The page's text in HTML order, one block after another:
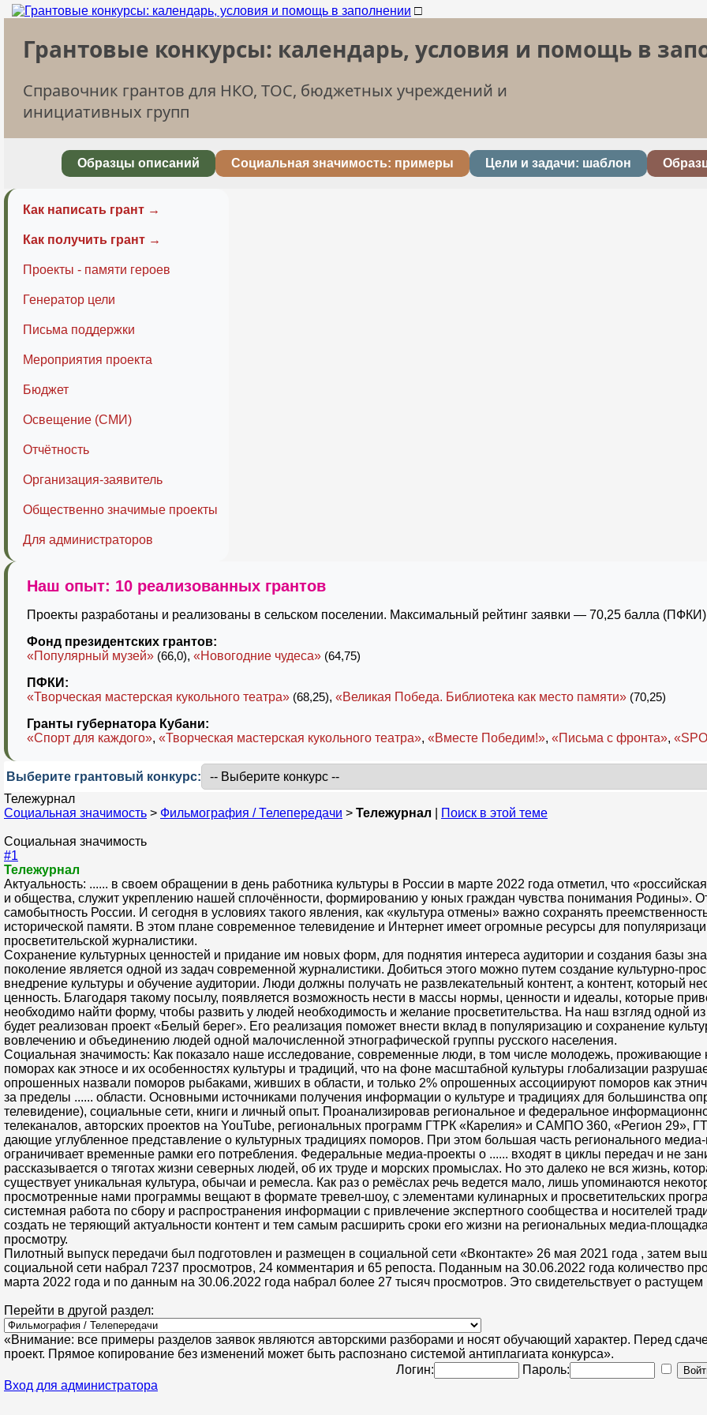
□
Грантовые конкурсы: календарь, условия и помощь в
Справочник грантов для НКО, ТОС, бюджетных учреждений и
инициативных групп
Образцы описаний Социальная значимость: примеры Цели и задачи: шаблон
Как написать грант →
Как получить грант →
Проекты - памяти героев
Генератор цели
Письма поддержки
Мероприятия проекта
Бюджет
Освещение (СМИ)
Отчётность
Организация-заявитель
Общественно значимые проекты
Для администраторов
Наш опыт: 10 реализованных грантов
Проекты разработаны и реализованы в сельском поселении. Максимальный рейтинг заявки — 70,25 балла
Фонд президентских грантов:
«Популярный музей» (66,0), «Новогодние чудеса» (64,75)
ПФКИ:
«Творческая мастерская кукольного театра» (68,25), «Великая Победа. Библиотека как место памяти» (70,25)
Гранты губернатора Кубани:
«Спорт для каждого», «Творческая мастерская кукольного театра», «Вместе Победим!», «Письма с фронта»,
Выберите грантовый конкурс:
Тележурнал
Социальная значимость > Фильмография / Телепередачи > Тележурнал Поиск в этой теме
Социальная значимость
#1
Тележурнал
Актуальность: ...... в своем обращении в день работника культуры в России в марте 2022 года отметил, что
и общества, служит укреплению нашей сплочённости, формированию у юных граждан чувства понимания Родины».
самобытность России. И сегодня в условиях такого явления, как «культура отмены» важно сохранять
исторической памяти. В этом плане современное телевидение и Интернет имеет огромные ресурсы для
просветительской журналистики.
Сохранение культурных ценностей и придание им новых форм, для поднятия интереса аудитории и создания базы
поколение является одной из задач современной журналистики. Добиться этого можно путем создание культурно-
внедрение культуры и обучение аудитории. Люди должны получать не развлекательный контент, а контент, который
ценность. Благодаря такому посылу, появляется возможность нести в массы нормы, ценности и идеалы, которые
необходимо найти форму, чтобы развить у людей необходимость и желание просветительства. На наш взгляд одной
будет реализован проект «Белый берег». Его реализация поможет внести вклад в популяризацию и сохранение
вовлечению и объединению людей одной малочисленной этнографической группы русского населения.
Социальная значимость: Как показало наше исследование, современные люди, в том числе молодежь, проживающие
поморах как этносе и их особенностях культуры и традиций, что на фоне масштабной культуры глобализации
опрошенных назвали поморов рыбаками, живших в области, и только 2% опрошенных ассоциируют поморов как
за пределы ...... области. Основными источниками получения информации о культуре и традициях для
телевидение), социальные сети, книги и личный опыт. Проанализировав региональное и федеральное
телеканалов, авторских проектов на YouTube, региональных программ ГТРК «Карелия» и САМПО 360, «Регион 29»,
дающие углубленное представление о культурных традициях поморов. При этом большая часть регионального
ограничивает временные рамки его потребления. Федеральные медиа-проекты о ...... входят в циклы передач и не
рассказывается о тяготах жизни северных людей, об их труде и морских промыслах. Но это далеко не вся жизнь,
существует уникальная культура, обычаи и ремесла. Как раз о ремёслах речь ведется мало, лишь упоминаются
просмотренные нами программы вещают в формате тревел-шоу, с элементами кулинарных и просветительских
системная работа по сбору и распространения информации с привлечение экспертного сообщества и носителей
создать не теряющий актуальности контент и тем самым расширить сроки его жизни на региональных медиа-
просмотру.
Пилотный выпуск передачи был подготовлен и размещен в социальной сети «Вконтакте» 26 мая 2021 года , затем
социальной сети набрал 7237 просмотров, 24 комментария и 65 репоста. Поданным на 30.06.2022 года количество
марта 2022 года и по данным на 30.06.2022 года набрал более 27 тысяч просмотров. Это свидетельствует о
Перейти в другой раздел:
«Внимание: все примеры разделов заявок являются авторскими разборами и носят обучающий характер. Перед
проект. Прямое копирование без изменений может быть распознано системой антиплагиата конкурса».
Логин:
Пароль:
Вход для администратора